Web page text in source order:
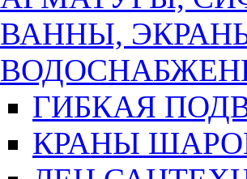
ВАННЫ,
ГИБКАЯ
КРАНЫ